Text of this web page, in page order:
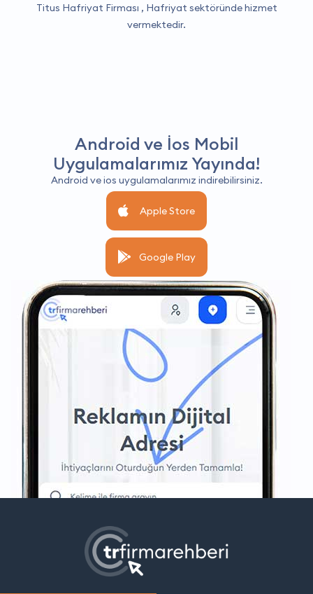
Titus Hafriyat Firması , Hafriyat sektöründe hizmet
vermektedir.
Android ve İos Mobil
Uygulamalarımız Yayında!
Android ve ios uygulamalarımız indirebilirsiniz.
Apple Store
Google Play